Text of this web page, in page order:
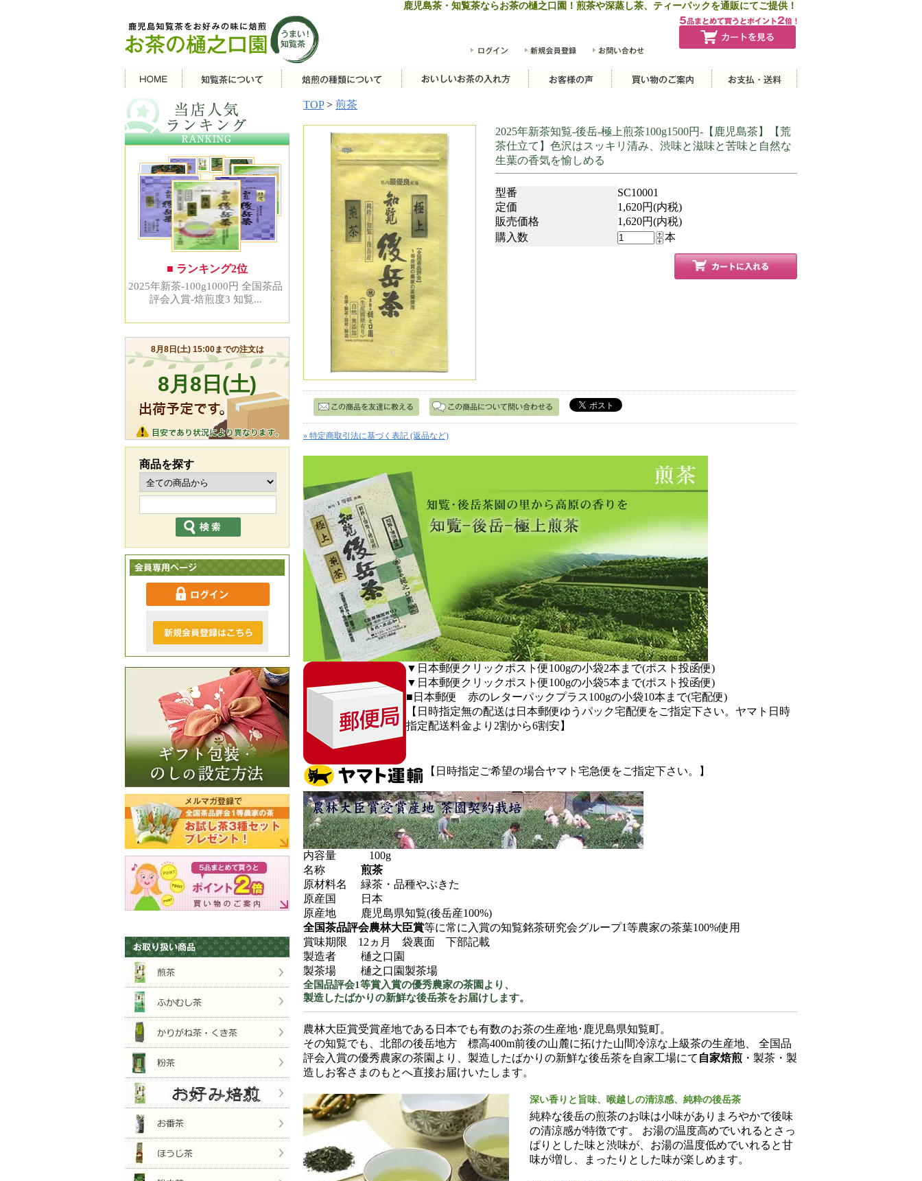
鹿児島茶・知覧茶ならお茶の樋之口園！煎茶や深蒸し茶、ティーパックを通販にてご提供！
商品を探す
TOP> 煎茶
2025年新茶知覧-後岳-極上煎茶100g1500円-【鹿児島茶】【荒
茶仕立て】色沢はスッキリ清み、渋味と滋味と苦味と自然な
生葉の香気を愉しめる
型番
SC10001
定価
1,620円(内税)
販売価格
1,620円(内税)
購入数
本
» 特定商取引法に基づく表記 (返品など)
▼日本郵便クリックポスト便100gの小袋2本まで(ポスト投函便)
▼日本郵便クリックポスト便100gの小袋5本まで(ポスト投函便)
■日本郵便 赤のレターパックプラス100gの小袋10本まで(宅配便)
【日時指定無の配送は日本郵便ゆうパック宅配便をご指定下さい。ヤマト日時
指定配送料金より2割から6割安】
【日時指定ご希望の場合ヤマト宅急便をご指定下さい。】
内容量 100g
名称 煎茶
原材料名 緑茶・品種やぶきた
原産国 日本
原産地 鹿児島県知覧(後岳産100%)
全国茶品評会農林大臣賞等に常に入賞の知覧銘茶研究会グループ1等農家の茶葉100%使用
賞味期限 12ヵ月 袋裏面 下部記載
製造者 樋之口園
製茶場 樋之口園製茶場
全国品評会1等賞入賞の優秀農家の茶園より、
製造したばかりの新鮮な後岳茶をお届けします。
農林大臣賞受賞産地である日本でも有数のお茶の生産地･鹿児島県知覧町。
その知覧でも、北部の後岳地方 標高400m前後の山麓に拓けた山間冷涼な上級茶の生産地、 全国品
評会入賞の優秀農家の茶園より、製造したばかりの新鮮な後岳茶を自家工場にて 自家焙煎 ・製茶・製
造しお客さまのもとへ直接お届けいたします。
深い香りと旨味、喉越しの清涼感、純粋の後岳茶
純粋な後岳の煎茶のお味は小味がありまろやかで後味
の清涼感が特徴です。 お湯の温度高めでいれるとさっ
ぱりとした味と渋味が、お湯の温度低めでいれると甘
味が増し、まったりとした味が楽しめます。